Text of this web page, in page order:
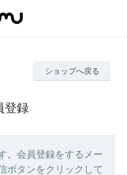
ショップへ戻る
登録
。会員登録をするメー
ボタンをクリックして